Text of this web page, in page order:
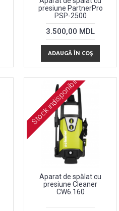
presiune PartnerPro
PSP-2500
3.500,00 MDL
ADAUGĂ ÎN COŞ
Stock indisponibil
Aparat de spălat cu
presiune Cleaner
CW6.160